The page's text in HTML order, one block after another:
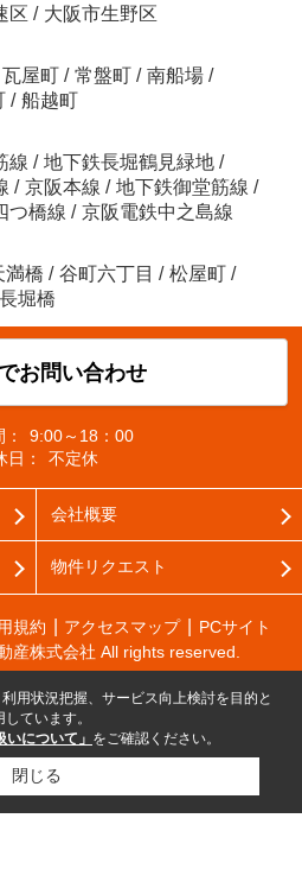
区 / 大阪市生野区
瓦屋町 / 常盤町 / 南船場 /
/ 船越町
線 / 地下鉄長堀鶴見緑地 /
/ 京阪本線 / 地下鉄御堂筋線 /
つ橋線 / 京阪電鉄中之島線
満橋 / 谷町六丁目 / 松屋町 /
長堀橋
お問い合わせ
9:00～18：00
日：
不定休
会社概要
物件リクエスト
規約 アクセスマップ
PCサイト
産株式会社 All rights reserved.
用状況把握、サービス向上検討を目的と
ています。
いについて」 をご確認ください。
閉じる